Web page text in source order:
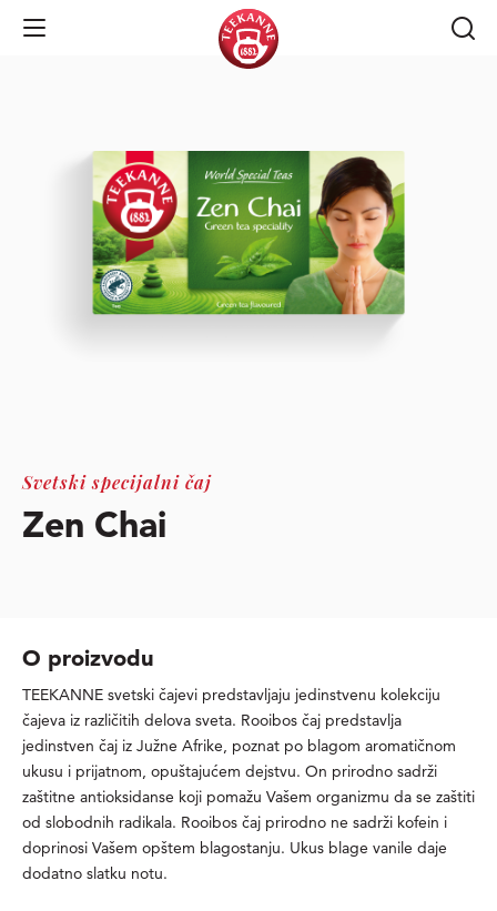
Open Navigation
Svetski specijalni čaj
Zen Chai
O proizvodu
TEEKANNE svetski čajevi predstavljaju jedinstvenu kolekciju
čajeva iz različitih delova sveta. Rooibos čaj predstavlja
jedinstven čaj iz Južne Afrike, poznat po blagom aromatičnom
ukusu i prijatnom, opuštajućem dejstvu. On prirodno sadrži
zaštitne antioksidanse koji pomažu Vašem organizmu da se zaštiti
od slobodnih radikala. Rooibos čaj prirodno ne sadrži kofein i
doprinosi Vašem opštem blagostanju. Ukus blage vanile daje
dodatno slatku notu.